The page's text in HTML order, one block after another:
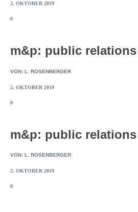
2. OKTOBER 2019
0
m&p: public relations
VON: L. ROSENBERGER
2. OKTOBER 2019
0
m&p: public relations
VON: L. ROSENBERGER
2. OKTOBER 2019
0